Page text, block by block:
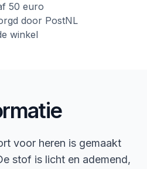
50 euro
door PostNL
winkel
voor heren is gemaakt
stof is licht en ademend,